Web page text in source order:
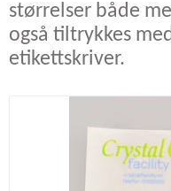
størrelser både
også tiltrykkes
etikettskriver.